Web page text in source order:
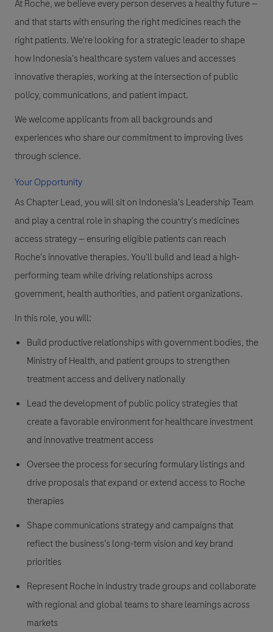
At Roche, we believe every person deserves a healthy future —
and that starts with ensuring the right medicines reach the
right patients. We're looking for a strategic leader to shape
how Indonesia's healthcare system values and accesses
innovative therapies, working at the intersection of public
policy, communications, and patient impact.
We welcome applicants from all backgrounds and
experiences who share our commitment to improving lives
through science.
Your Opportunity
As Chapter Lead, you will sit on Indonesia's Leadership Team
and play a central role in shaping the country's medicines
access strategy — ensuring eligible patients can reach
Roche's innovative therapies. You'll build and lead a high-
performing team while driving relationships across
government, health authorities, and patient organizations.
In this role, you will:
Build productive relationships with government bodies, the
Ministry of Health, and patient groups to strengthen
treatment access and delivery nationally
Lead the development of public policy strategies that
create a favorable environment for healthcare investment
and innovative treatment access
Oversee the process for securing formulary listings and
drive proposals that expand or extend access to Roche
therapies
Shape communications strategy and campaigns that
reflect the business's long-term vision and key brand
priorities
Represent Roche in industry trade groups and collaborate
with regional and global teams to share learnings across
markets